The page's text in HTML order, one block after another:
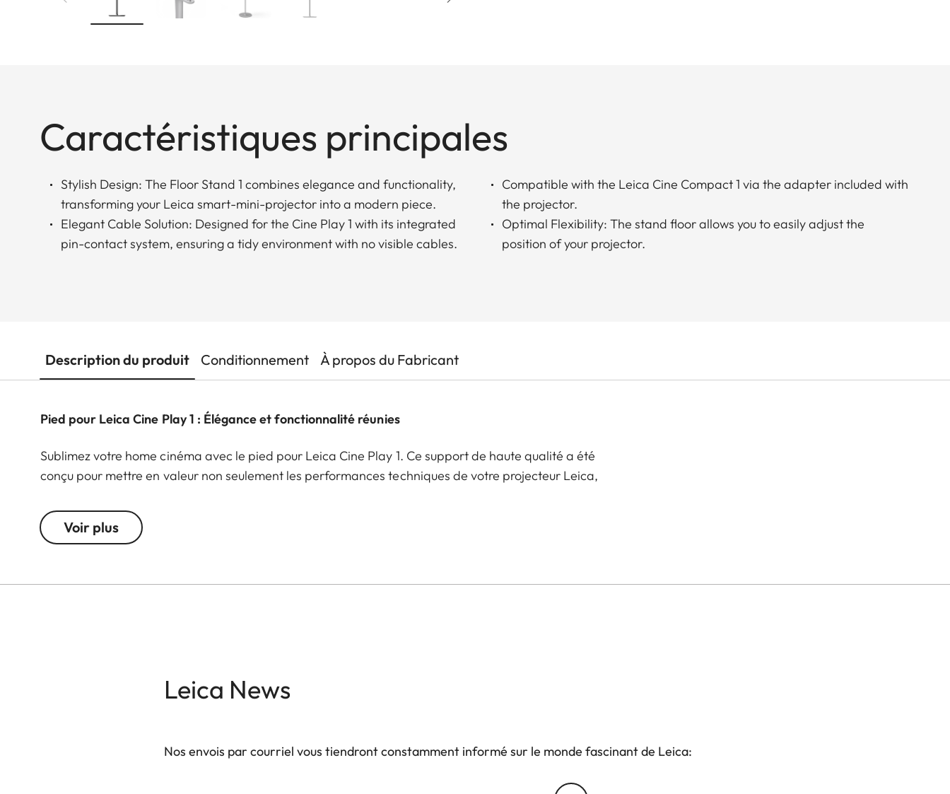
Caractéristiques principales
Stylish Design: The Floor Stand 1 combines elegance and functionality,
transforming your Leica smart-mini-projector into a modern piece.
Elegant Cable Solution: Designed for the Cine Play 1 with its integrated
pin-contact system, ensuring a tidy environment with no visible cables.
Compatible with the Leica Cine Compact 1 via the adapter included with
the projector.
Optimal Flexibility: The stand floor allows you to easily adjust the
position of your projector.
Description du produit Conditionnement À propos du Fabricant
Pied pour Leica Cine Play 1 : Élégance et fonctionnalité réunies
Sublimez votre home cinéma avec le pied pour Leica Cine Play 1. Ce support de haute qualité a été
conçu pour mettre en valeur non seulement les performances techniques de votre projecteur Leica,
décoration qui attire le regard et transforme chaque séance de cinéma en une expérience visuelle.
Voir plus
Leica News
Nos envois par courriel vous tiendront constamment informé sur le monde fascinant de Leica: